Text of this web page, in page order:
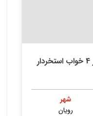
خرید ویلا دوبلکس 750 متر 4 خواب استخردار
شهر
رویان